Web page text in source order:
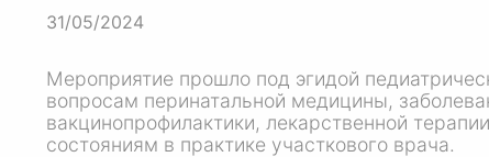
31/05/2024
Мероприятие прошло под эгидой
вопросам перинатальной медицины,
вакцинопрофилактики, лекарственной
состояниям в практике участкового врача.